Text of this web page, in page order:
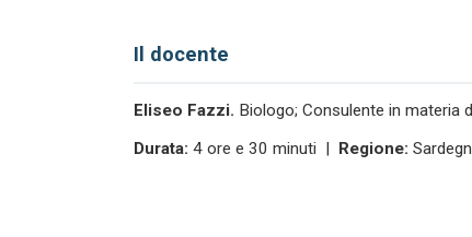
Il docente
Eliseo Fazzi. Biologo; Consulente in materia
Durata: 4 ore e 30 minuti | Regione: